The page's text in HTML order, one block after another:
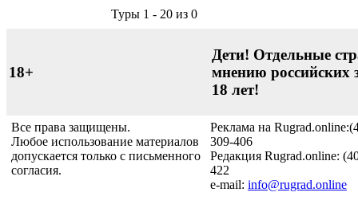
Туры 1 - 20 из 0
18+
Дети! Отдельные
мнению российских
18 лет!
Все права защищены.
Любое использование материалов
допускается только с письменного
согласия.
Реклама на
309-406
Редакция Rugrad.online:
422
e-mail: info@rugrad.online